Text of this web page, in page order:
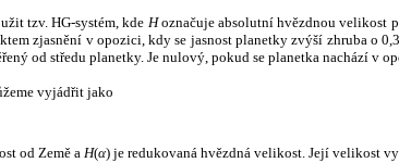
tzv. HG-systém, kde Hoznačuje absolutní hvězdnou velikost
zjasnění v opozici, kdy se jasnost planetky zvýší zhruba o
od středu planetky. Je nulový, pokud se planetka nachází v
vyjádřit jako
od Země aH(α) je redukovaná hvězdná velikost. Její velikost